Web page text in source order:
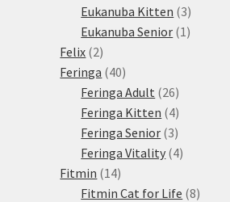
Eukanuba Kitten 33
produkty
Eukanuba Senior 1 1
Felix 22
produkty
Feringa 4040
produktů
Feringa Adult 2626
produktů
Feringa Kitten 44
produkty
Feringa Senior 33
produkty
Feringa Vitality 44
Fitmin 1414
produktů
Fitmin Cat for Life 88